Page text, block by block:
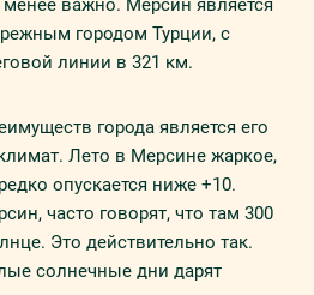
важно. Мерсин является
городом Турции, с
линии в 321 км.
города является его
Лето в Мерсине жаркое,
опускается ниже +10.
часто говорят, что там 300
Это действительно так.
солнечные дни дарят